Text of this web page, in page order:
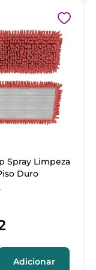
Spray Limpeza
Duro
Adicionar